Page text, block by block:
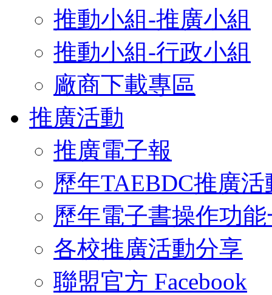
推動小組-推廣小組
推動小組-行政小組
廠商下載專區
推廣活動
推廣電子報
歷年TAEBDC推廣活
歷年電子書操作功
各校推廣活動分享
聯盟官方 Facebook